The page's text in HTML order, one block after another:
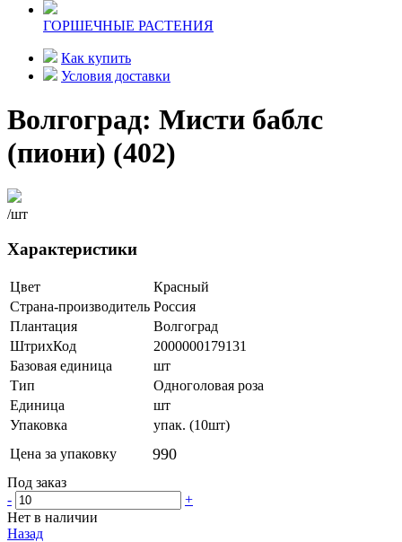
ГОРШЕЧНЫЕ РАСТЕНИЯ
Как купить
Условия доставки
Волгоград: Мисти баблс
(пиони) (402)
/шт
Характеристики
Цвет
Красный
Страна-производитель Россия
Плантация
Волгоград
ШтрихКод
2000000179131
Базовая единица
шт
Тип
Одноголовая роза
Единица
шт
Упаковка
упак. (10шт)
Цена за упаковку
990
Под заказ
-
+
Нет в наличии
Назад